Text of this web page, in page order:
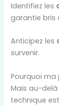
Identifiez les
garantie bris
Anticipez les
survenir.
Pourquoi
Mais au-
technique